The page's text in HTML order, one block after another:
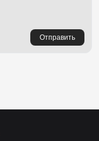
Отправить